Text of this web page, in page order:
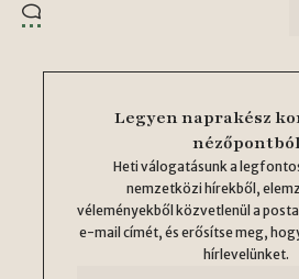
Legyen naprakész
Heti válogatásunk a
nemzetközi hírekből,
véleményekből közvetlenül a
e-mail címét, és erősítse meg,
hírlevelünket.